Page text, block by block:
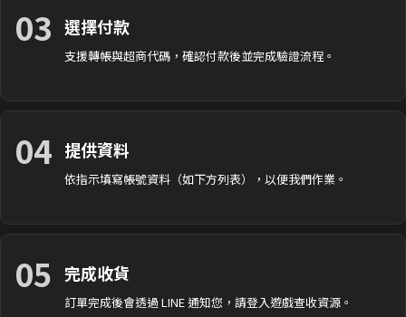
03 選擇付款
支援轉帳與超商代碼，確認付款後並完成驗證流程。
04 提供資料
依指示填寫帳號資料（如下方列表），以便我們作業。
05 完成收貨
訂單完成後會透過 LINE 通知您，請登入遊戲查收資源。